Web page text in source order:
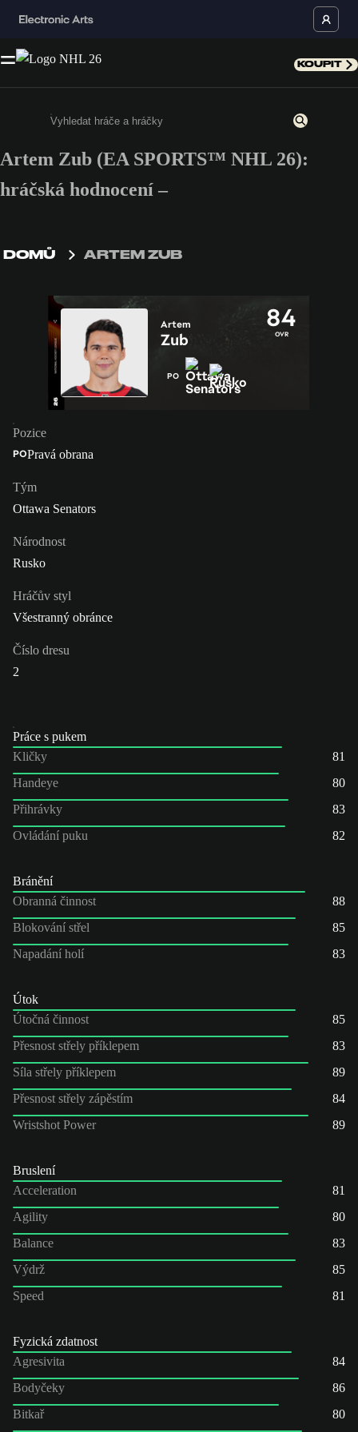
KOUPIT
Enter a minimum of 3 characters or numbers
Artem Zub (EA SPORTS™ NHL 26):
hráčská hodnocení –
DOMŮ ARTEM ZUB
84
OVR
Artem
Zub
PO
Pozice
POPravá obrana
Tým
Ottawa Senators
Národnost
Rusko
Hráčův styl
Všestranný obránce
Číslo dresu
2
Práce s pukem
Kličky
81
Handeye
80
Přihrávky
83
Ovládání puku
82
Bránění
Obranná činnost
88
Blokování střel
85
Napadání holí
83
Útok
Útočná činnost
85
Přesnost střely příklepem
83
Síla střely příklepem
89
Přesnost střely zápěstím
84
Wristshot Power
89
Bruslení
Acceleration
81
Agility
80
Balance
83
Výdrž
85
Speed
81
Fyzická zdatnost
Agresivita
84
Bodyčeky
86
Bitkař
80